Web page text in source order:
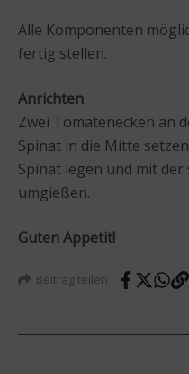
Alle Komponenten
fertig stellen.
Anrichten
Zwei Tomatenecken an
Spinat in die Mitte
Spinat legen und mit der
umgießen.
Guten Appetit!
Beitrag teilen